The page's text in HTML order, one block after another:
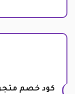
كود خصم